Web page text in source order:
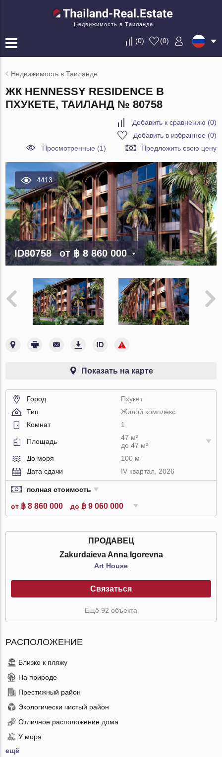
Недвижимость в Таиланде
(0) (0)
Недвижимость в Таиланде
ЖК HENNESSY RESIDENCE В
ПХУКЕТЕ, ТАИЛАНД № 80758
Добавить к сравнению (0)
Добавить в избранное (0)
Просмотренные (1)
Предложить свою цену
4413
ID80758 от฿ 8 860 000
Показать на карте
Город
Пхукет
Тип
Жилой комплекс
Комнат
1
Площадь
47 м²
до 47 м²
До моря
100 м
Дата сдачи
IV квартал, 2026
полная стоимость
от ฿ 8 860 000 до ฿ 9 060 000
ПРОДАВЕЦ
Zakurdaieva Anna Igorevna
Art House
Связаться
Ещё 92 объекта
РАСПОЛОЖЕНИЕ
Близко к пляжу
На природе
Престижный район
Экологически чистый район
Отличное расположение дома
У моря
ещё